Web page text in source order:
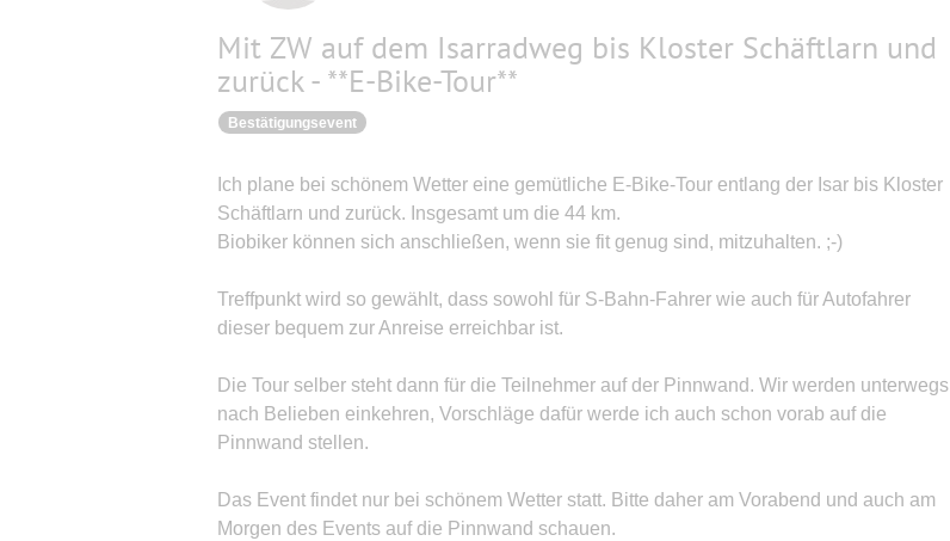
Mit ZW auf dem Isarradweg bis Kloster Schäftlarn und
zurück - **E-Bike-Tour**
Bestätigungsevent
Ich plane bei schönem Wetter eine gemütliche E-Bike-Tour entlang der Isar bis Kloster
Schäftlarn und zurück. Insgesamt um die 44 km.
Biobiker können sich anschließen, wenn sie fit genug sind, mitzuhalten. ;-)
Treffpunkt wird so gewählt, dass sowohl für S-Bahn-Fahrer wie auch für Autofahrer
dieser bequem zur Anreise erreichbar ist.
Die Tour selber steht dann für die Teilnehmer auf der Pinnwand. Wir werden unterwegs
nach Belieben einkehren, Vorschläge dafür werde ich auch schon vorab auf die
Pinnwand stellen.
Das Event findet nur bei schönem Wetter statt. Bitte daher am Vorabend und auch am
Morgen des Events auf die Pinnwand schauen.